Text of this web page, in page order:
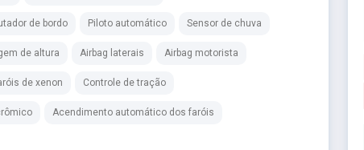
de bordo Piloto automático Sensor de chuva
de altura Airbag laterais Airbag motorista
de xenon Controle de tração
Acendimento automático dos faróis